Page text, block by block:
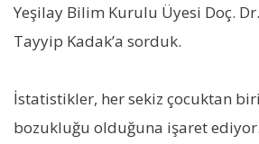
Yeşilay Bilim Kurulu Üyesi Doç.
Tayyip Kadak’a sorduk.
İstatistikler, her sekiz çocuktan
bozukluğu olduğuna işaret